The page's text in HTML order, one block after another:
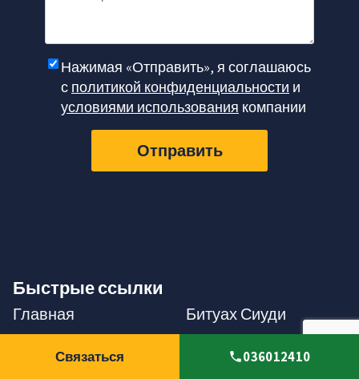
Нажимая «Отправить», я соглашаюсь
с политикой конфиденциальности и
условиями использования компании
Отправить
Быстрые ссылки
Главная
Битуах Сиуди
трудоспособности
Связаться 036012410